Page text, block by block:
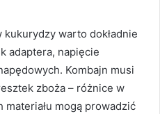
warto dokładnie
adaptera, napięcie
Kombajn musi
zboża – różnice w
mogą prowadzić